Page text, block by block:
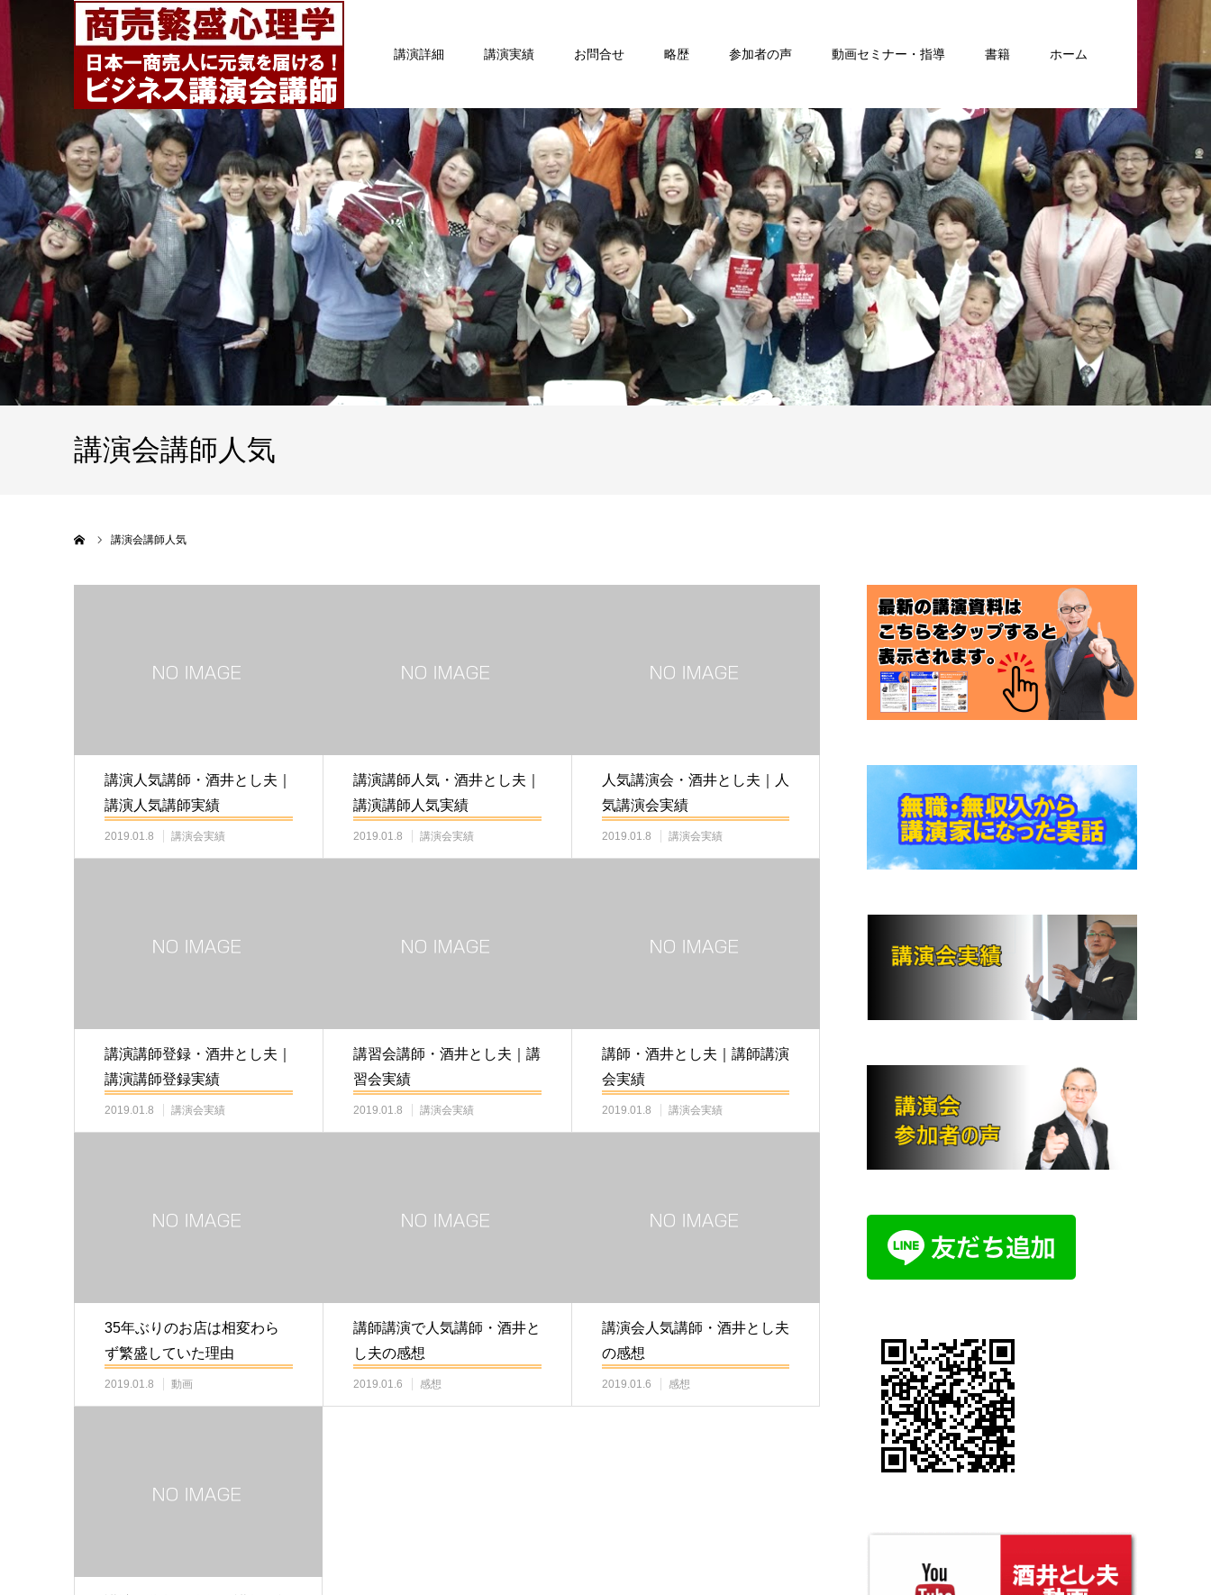
講演詳細 講演実績 お問合せ 略歴 参加者の声 動画セミナー・指導 書籍 ホーム
講演会講師人気
講演会講師人気
講演人気講師・酒井とし夫｜
講演人気講師実績
2019.01.8 講演会実績
講演講師人気・酒井とし夫｜
講演講師人気実績
2019.01.8 講演会実績
人気講演会・酒井とし夫｜人
気講演会実績
2019.01.8 講演会実績
講演講師登録・酒井とし夫｜
講演講師登録実績
2019.01.8 講演会実績
講習会講師・酒井とし夫｜講
習会実績
2019.01.8 講演会実績
講師・酒井とし夫｜講師講演
会実績
2019.01.8 講演会実績
35年ぶりのお店は相変わら
ず繁盛していた理由
2019.01.8 動画
講師講演で人気講師・酒井と
し夫の感想
2019.01.6 感想
講演会人気講師・酒井とし夫
の感想
2019.01.6 感想